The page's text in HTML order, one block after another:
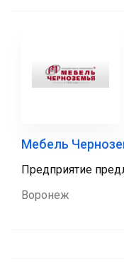
Мебель
Предприятие
Воронеж